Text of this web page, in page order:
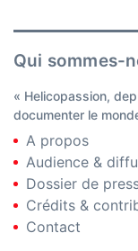
Qui sommes-
« Helicopassion,
documenter le
A propos
Audience &
Dossier de
Crédits &
Contact